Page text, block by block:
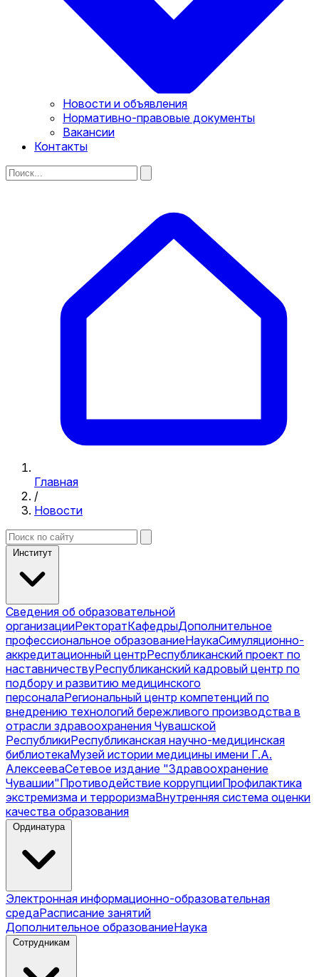
Новости и объявления
Нормативно-правовые документы
Вакансии
Контакты
Главная
/
Новости
Институт
Сведения об образовательной
организацииРекторатКафедрыДополнительное
профессиональное образованиеНаукаСимуляционно-
аккредитационный центрРеспубликанский проект по
наставничествуРеспубликанский кадровый центр по
подбору и развитию медицинского
персоналаРегиональный центр компетенций по
внедрению технологий бережливого производства в
отрасли здравоохранения Чувашской
РеспубликиРеспубликанская научно-медицинская
библиотекаМузей истории медицины имени Г.А.
АлексееваСетевое издание "Здравоохранение
Чувашии"Противодействие коррупцииПрофилактика
экстремизма и терроризмаВнутренняя система оценки
качества образования
Ординатура
Электронная информационно-образовательная
средаРасписание занятий
Дополнительное образованиеНаука
Сотрудникам